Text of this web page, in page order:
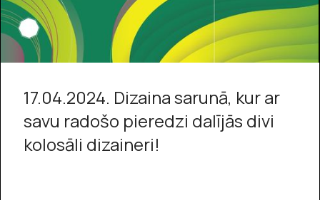
17.04.2024. Dizaina sarunā, kur ar
savu radošo pieredzi dalījās divi
kolosāli dizaineri!